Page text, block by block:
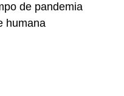
de pandemia
humana